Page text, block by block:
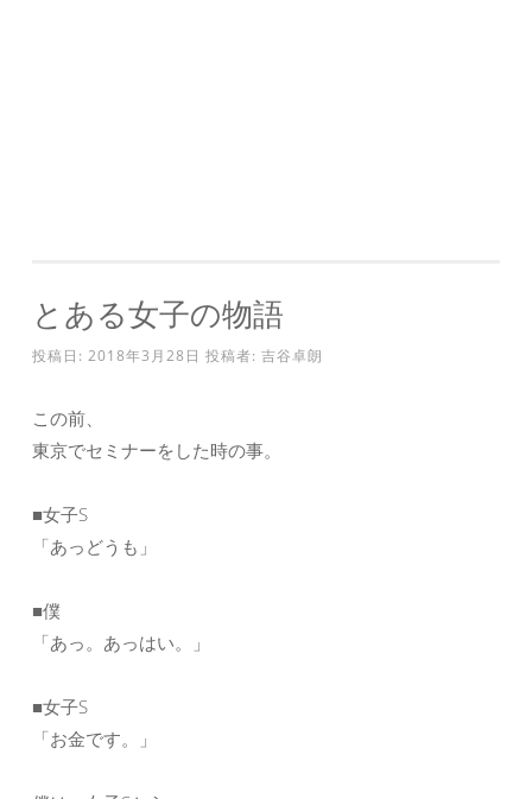
とある女子の物語
投稿日: 2018年3月28日 投稿者: 吉谷卓朗
この前、
東京でセミナーをした時の事。
■女子S
「あっどうも」
■僕
「あっ。あっはい。」
■女子S
「お金です。」